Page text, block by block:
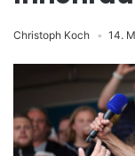
Christoph Koch 14.